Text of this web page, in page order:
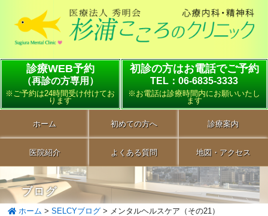
診療WEB予約
（再診の方専用）
※ご予約は24時間受け付けてお
ります
初診の方はお電話でご予約
TEL：06-6835-3333
※お電話は診療時間内にお願いいたし
ます
ホーム 初めての方へ 診療案内
医院紹介 よくある質問 地図・アクセス
ブログ
ホーム >SELCYブログ > メンタルヘルスケア（その21）